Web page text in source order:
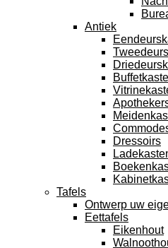
Antiek
Dressoirs
Tafels
Ontwerp uw
Eettafels
Eikenhout